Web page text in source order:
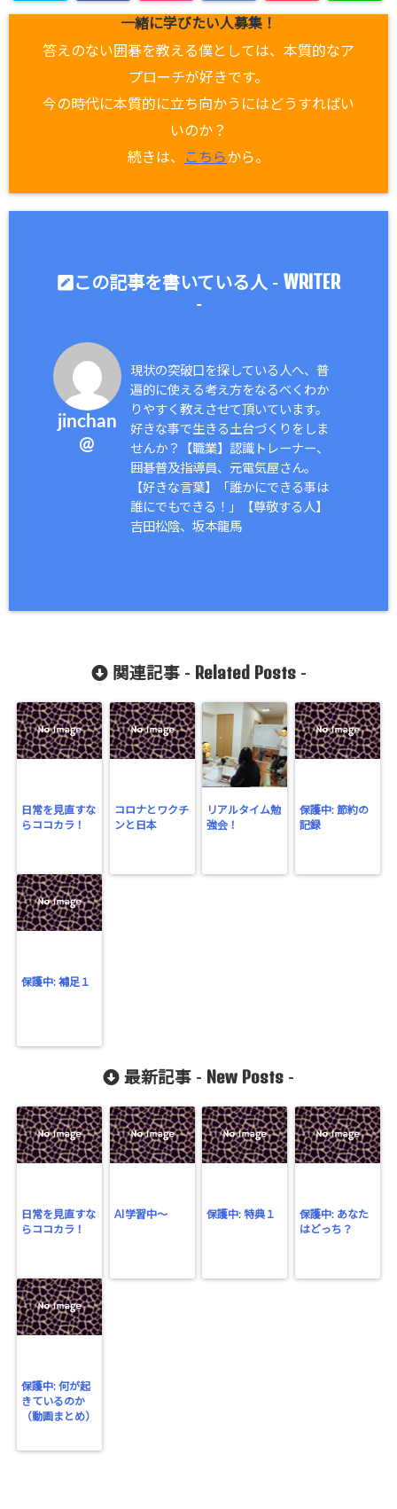
一緒に学びたい人募集！
答えのない囲碁を教える僕としては、本質的なア
プローチが好きです。
今の時代に本質的に立ち向かうにはどうすればい
いのか？
続きは、
こちらから。
この記事を書いている人 - WRITER
-
jinchan
@
現状の突破口を探している人へ、普
遍的に使える考え方をなるべくわか
りやすく教えさせて頂いています。
好きな事で生きる土台づくりをしま
せんか？【職業】認識トレーナー、
囲碁普及指導員、元電気屋さん。
【好きな言葉】「誰かにできる事は
誰にでもできる！」【尊敬する人】
吉田松陰、坂本龍馬
関連記事 - Related Posts-
日常を見直すな
らココカラ！
コロナとワクチ
ンと日本
リアルタイム勉
強会！
保護中: 節約の
記録
保護中: 補足１
最新記事 - New Posts -
日常を見直すな
らココカラ！
AI学習中〜 保護中: 特典１
保護中: あなた
はどっち？
保護中: 何が起
きているのか
（動画まとめ）